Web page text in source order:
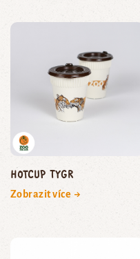
HOTCUP tygr
Zobrazit více →